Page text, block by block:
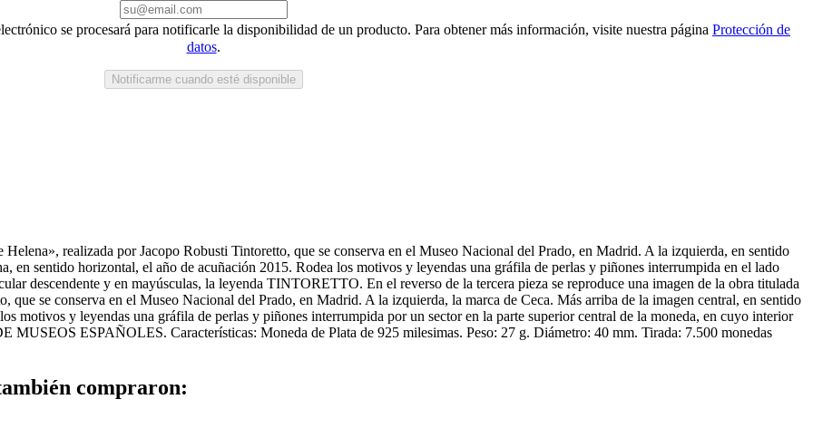
se procesará para notificarle la disponibilidad de un producto. Para obtener más información, visite nuestra página Protección de
datos.
Notificarme cuando esté disponible
realizada por Jacopo Robusti Tintoretto, que se conserva en el Museo Nacional del Prado, en Madrid. A la izquierda, en sentido
en sentido horizontal, el año de acuñación 2015. Rodea los motivos y leyendas una gráfila de perlas y piñones interrumpida en el lado
descendente y en mayúsculas, la leyenda TINTORETTO. En el reverso de la tercera pieza se reproduce una imagen de la obra titulada
que se conserva en el Museo Nacional del Prado, en Madrid. A la izquierda, la marca de Ceca. Más arriba de la imagen central, en sentido
motivos y leyendas una gráfila de perlas y piñones interrumpida por un sector en la parte superior central de la moneda, en cuyo interior
MUSEOS ESPAÑOLES. Características: Moneda de Plata de 925 milesimas. Peso: 27 g. Diámetro: 40 mm. Tirada: 7.500 monedas
compraron: